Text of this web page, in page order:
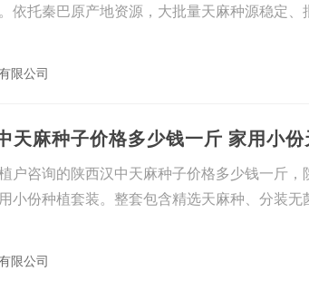
依托秦巴原产地资源，大批量天麻种源稳定
限公司
天麻种子价格多少钱一斤 家用小
户咨询的陕西汉中天麻种子价格多少钱一斤
小份种植套装。整套包含精选天麻种、分装
限公司